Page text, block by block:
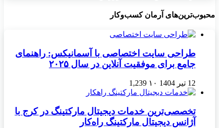
محبوب‌ترین‌های آرمان کسب‌وکار
طراحی سایت اختصاصی با آسمانیکس: راهنمای
جامع برای موفقیت آنلاین در سال ۲۰۲۵
12 تیر 1404 ۱۰ 1,239
تخصصی‌ترین خدمات دیجیتال مارکتینگ در کرج با
آژانس دیجیتال مارکتینگ راه‌کار